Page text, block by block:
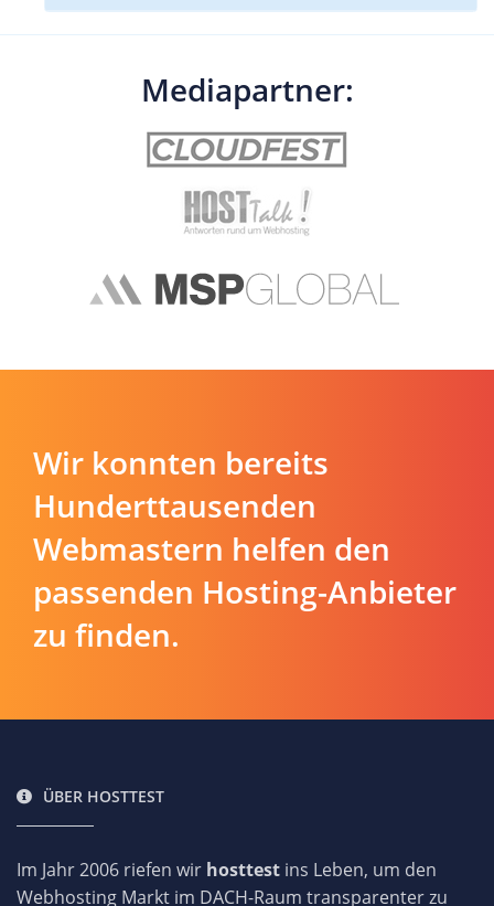
Mediapartner:
Wir konnten bereits
Hunderttausenden
Webmastern helfen den
passenden Hosting-Anbieter
zu finden.
ÜBER HOSTTEST
Im Jahr 2006 riefen wir hosttest ins Leben, um den
Webhosting Markt im DACH-Raum transparenter zu